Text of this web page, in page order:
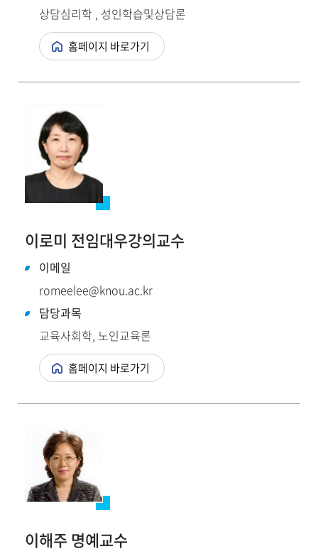
상담심리학 , 성인학습및상담론
홈페이지 바로가기
이로미 전임대우강의교수
이메일
romeelee@knou.ac.kr
담당과목
교육사회학, 노인교육론
홈페이지 바로가기
이해주 명예교수